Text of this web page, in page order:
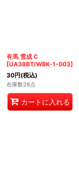
有馬 雪成 C
[UA38BT/WBK-1-003]
30円(税込)
在庫数28点
カートに入れる